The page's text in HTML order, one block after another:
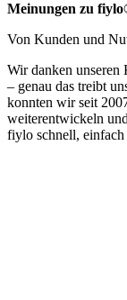
Meinungen zu
Von Kunden und
Wir danken unseren
– genau das treibt
konnten wir seit
weiterentwickeln
fiylo schnell, einfach